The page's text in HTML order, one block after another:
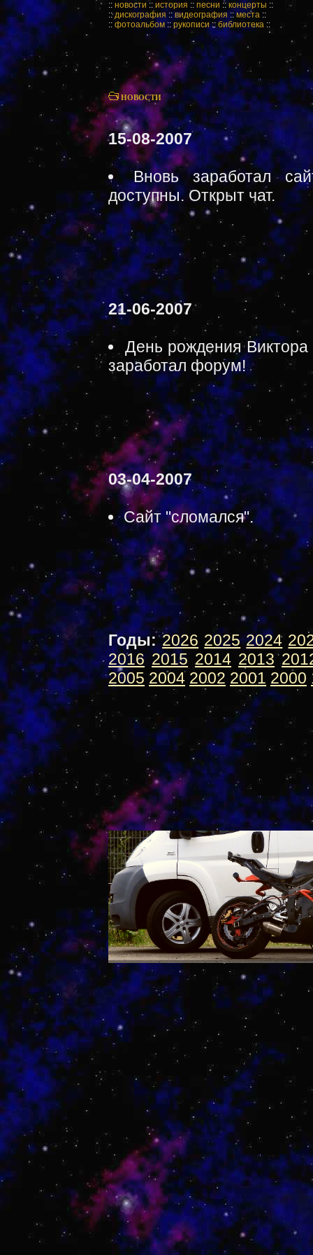
:: новости :: история :: песни :: концерты ::
::дискография :: видеография ::места ::
:: фотоальбом::рукописи::библиотека ::
НОВОСТИ
15-08-2007
Вновь заработал
доступны. Открыт чат.
21-06-2007
День рождения
заработал форум!
03-04-2007
Сайт "сломался".
Годы: 2026 2025 2024
2016 2015 2014 2013
2005 2004 2002 2001 2000